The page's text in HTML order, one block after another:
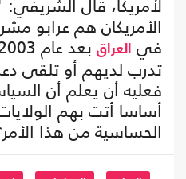
لأمريكا، قال
الأمريكان هم عرابو
في العراق
تدرب لديهم أو تلقى
فعليه أن يعلم أن
أساسا أتت بهم
الحساسية من هذا